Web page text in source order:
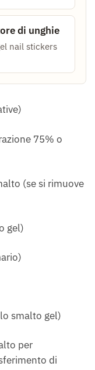
di unghie
nail stickers
75% o
(se si rimuove
gel)
smalto gel)
per
di